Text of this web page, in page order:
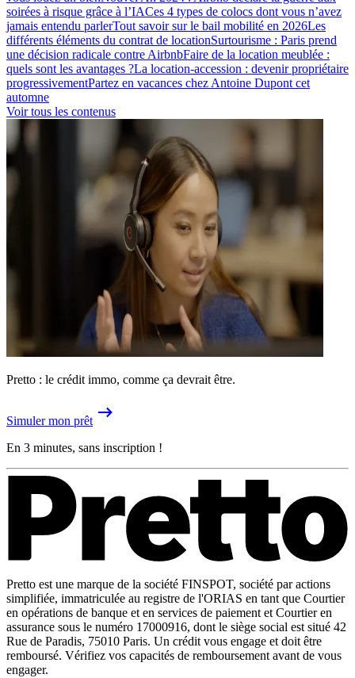
soirées à risque grâce à l’IACes 4 types de colocs dont vous n’avez
jamais entendu parlerTout savoir sur le bail mobilité en 2026Les
différents éléments du contrat de locationSurtourisme : Paris prend
une décision radicale contre AirbnbFaire de la location meublée :
quels sont les avantages ?La location-accession : devenir propriétaire
progressivementPartez en vacances chez Antoine Dupont cet
automne
Voir tous les contenus
Pretto : le crédit immo, comme ça devrait être.
Simuler mon prêt
En 3 minutes, sans inscription !
Pretto est une marque de la société FINSPOT, société par actions
simplifiée, immatriculée au registre de l'ORIAS en tant que Courtier
en opérations de banque et en services de paiement et Courtier en
assurance sous le numéro 17000916, dont le siège social est situé 42
Rue de Paradis, 75010 Paris. Un crédit vous engage et doit être
remboursé. Vérifiez vos capacités de remboursement avant de vous
engager.